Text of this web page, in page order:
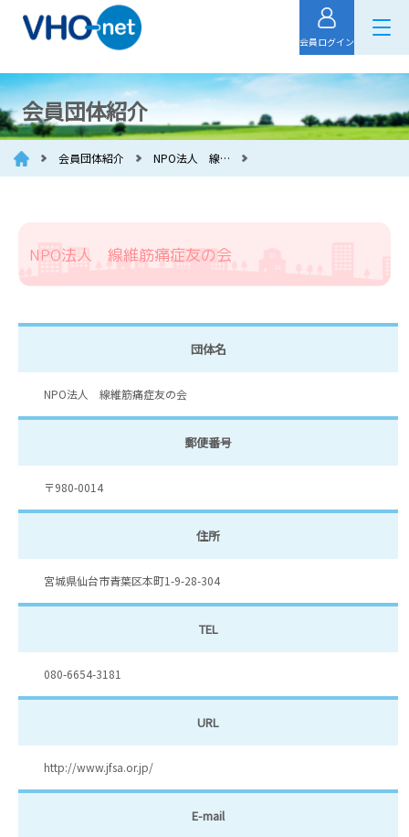
会員ログイン
会員団体紹介
会員団体紹介 NPO法人 線…
NPO法人 線維筋痛症友の会
団体名
NPO法人 線維筋痛症友の会
郵便番号
〒980-0014
住所
宮城県仙台市青葉区本町1-9-28-304
TEL
080-6654-3181
URL
http://www.jfsa.or.jp/
E-mail